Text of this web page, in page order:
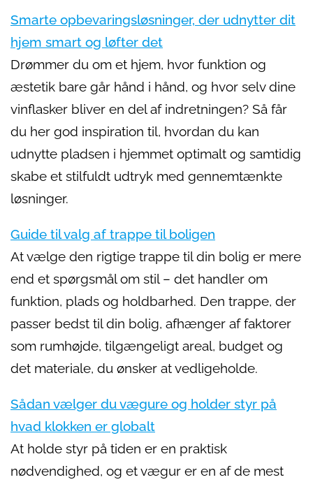
Smarte opbevaringsløsninger, der udnytter dit
hjem smart og løfter det
Drømmer du om et hjem, hvor funktion og
æstetik bare går hånd i hånd, og hvor selv dine
vinflasker bliver en del af indretningen? Så får
du her god inspiration til, hvordan du kan
udnytte pladsen i hjemmet optimalt og samtidig
skabe et stilfuldt udtryk med gennemtænkte
løsninger.
Guide til valg af trappe til boligen
At vælge den rigtige trappe til din bolig er mere
end et spørgsmål om stil – det handler om
funktion, plads og holdbarhed. Den trappe, der
passer bedst til din bolig, afhænger af faktorer
som rumhøjde, tilgængeligt areal, budget og
det materiale, du ønsker at vedligeholde.
Sådan vælger du vægure og holder styr på
hvad klokken er globalt
At holde styr på tiden er en praktisk
nødvendighed, og et vægur er en af de mest